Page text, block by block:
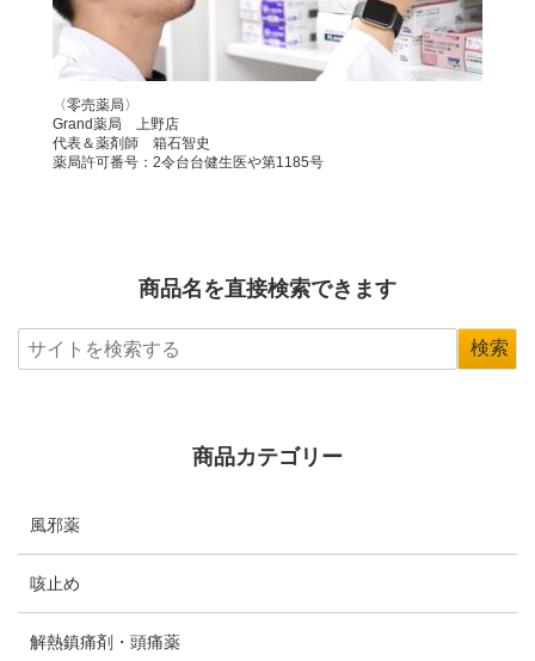
〈零売薬局〉
Grand薬局 上野店
代表＆薬剤師 箱石智史
薬局許可番号：2令台台健生医や第1185号
商品名を直接検索できます
商品カテゴリー
風邪薬
咳止め
解熱鎮痛剤・頭痛薬